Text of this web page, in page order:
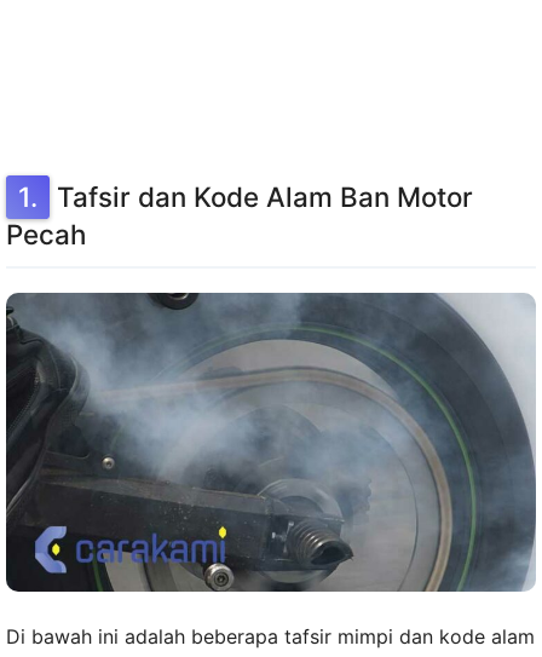
Tafsir dan Kode Alam Ban Motor
Pecah
Di bawah ini adalah beberapa tafsir mimpi dan kode alam